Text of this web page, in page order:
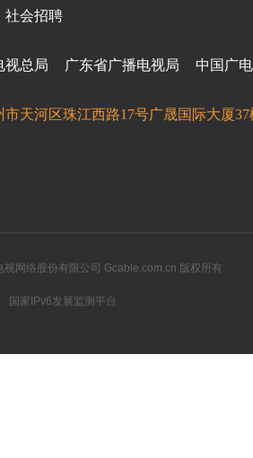
社会招聘
视总局 广东省广播电视局 中国广电
市天河区珠江西路17号广晟国际大厦37
网络股份有限公司 Gcable.com.cn 版权所有
国家IPv6发展监测平台